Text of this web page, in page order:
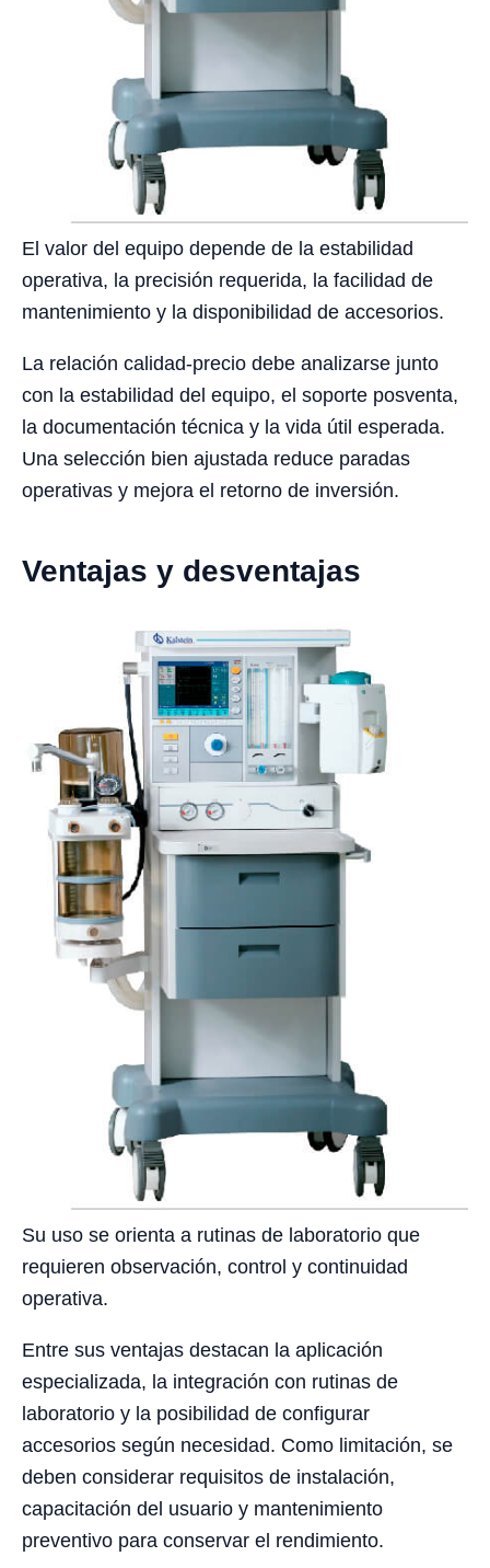
El valor del equipo depende de la estabilidad
operativa, la precisión requerida, la facilidad de
mantenimiento y la disponibilidad de accesorios.
La relación calidad-precio debe analizarse junto
con la estabilidad del equipo, el soporte posventa,
la documentación técnica y la vida útil esperada.
Una selección bien ajustada reduce paradas
operativas y mejora el retorno de inversión.
Ventajas y desventajas
Su uso se orienta a rutinas de laboratorio que
requieren observación, control y continuidad
operativa.
Entre sus ventajas destacan la aplicación
especializada, la integración con rutinas de
laboratorio y la posibilidad de configurar
accesorios según necesidad. Como limitación, se
deben considerar requisitos de instalación,
capacitación del usuario y mantenimiento
preventivo para conservar el rendimiento.